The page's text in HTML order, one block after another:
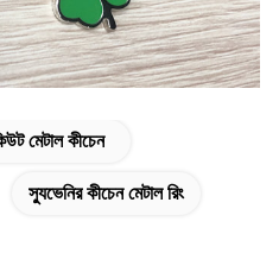
মেটাল কীচেন
স্যুভেনির কীচেন মেটাল রিং